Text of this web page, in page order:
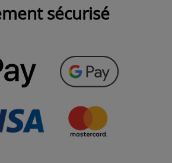
sécurisé